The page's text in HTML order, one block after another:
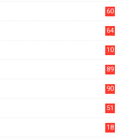
60
64
10
89
90
51
18